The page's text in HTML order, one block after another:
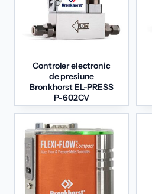
Controler electronic
de presiune
Bronkhorst EL-PRESS
P-602CV